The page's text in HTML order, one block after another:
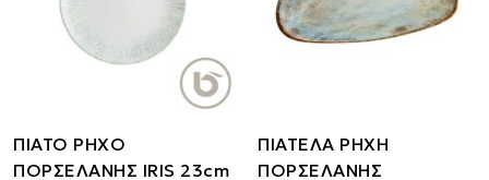
ΠΙΑΤΟ ΡΗΧΟ
ΠΟΡΣΕΛΑΝΗΣ IRIS 23cm
ΠΙΑΤΕΛΑ ΡΗΧΗ
ΠΟΡΣΕΛΑΝΗΣ